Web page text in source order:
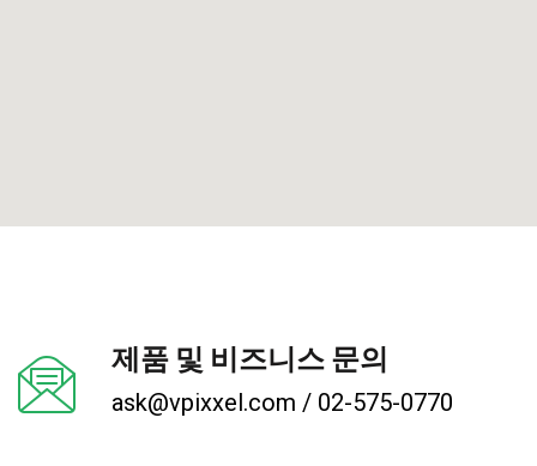
제품 및 비즈니스 문의
ask@vpixxel.com / 02-575-0770